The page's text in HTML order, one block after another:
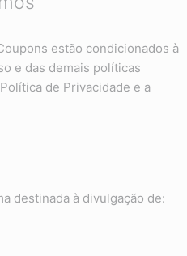
estão condicionados à
e das demais políticas
de Privacidade e a
destinada à divulgação de: